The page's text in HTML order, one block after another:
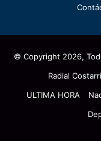
© Copyright 2026,
Radial
ULTIMA HORA